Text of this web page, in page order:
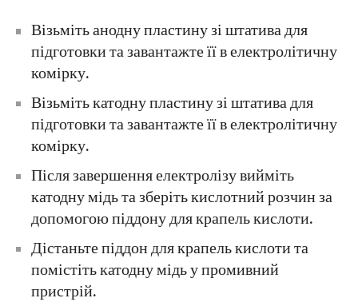
Візьміть анодну пластину зі штатива для
підготовки та завантажте її в електролітичну
комірку.
Візьміть катодну пластину зі штатива для
підготовки та завантажте її в електролітичну
комірку.
Після завершення електролізу вийміть
катодну мідь та зберіть кислотний розчин за
допомогою піддону для крапель кислоти.
Дістаньте піддон для крапель кислоти та
помістіть катодну мідь у промивний
пристрій.